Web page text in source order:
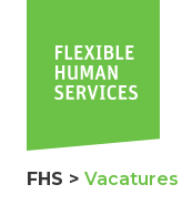
FHS > Vacatures